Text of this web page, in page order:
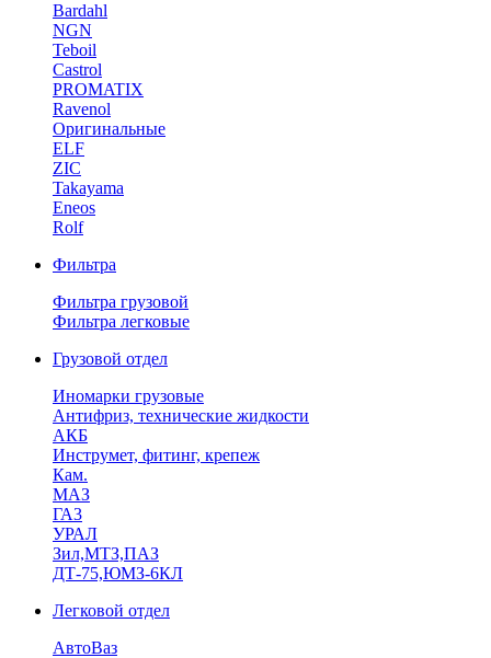
Bardahl
NGN
Teboil
Castrol
PROMATIX
Ravenol
Оригинальные
ELF
ZIC
Takayama
Eneos
Rolf
Фильтра
Фильтра грузовой
Фильтра легковые
Грузовой отдел
Иномарки грузовые
Антифриз, технические жидкости
АКБ
Инструмет, фитинг, крепеж
Кам.
МАЗ
ГА3
УРАЛ
Зил,МТЗ,ПАЗ
ДТ-75,ЮМЗ-6КЛ
Легковой отдел
АвтоВаз